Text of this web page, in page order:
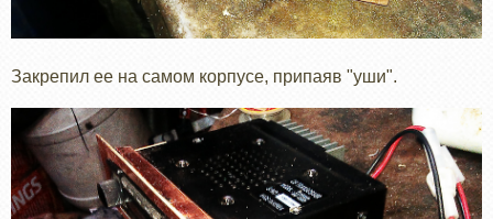
Закрепил ее на самом корпусе, припаяв "уши".